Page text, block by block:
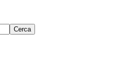
Cerca